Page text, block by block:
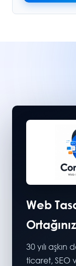
Web
Ortağınız
30 yılı
ticaret, SEO